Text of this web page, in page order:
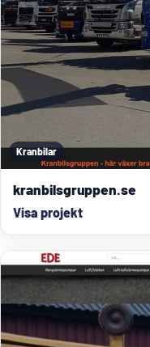
Kranbilar
kranbilsgruppen.se
Visa projekt